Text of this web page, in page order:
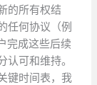
的所有权结
任何协议（例
完成这些后续
认可和维持。
键时间表，我